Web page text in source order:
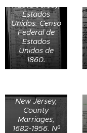
Estados
Unidos. Censo
Federal de
Estados
Unidos de
1860.
Foster y
Abigail Carter
el 14 de
septiembre de
1814 en
Somerset,
New Jersey,
New Jersey,
County
Marriages,
1682-1956. Nº